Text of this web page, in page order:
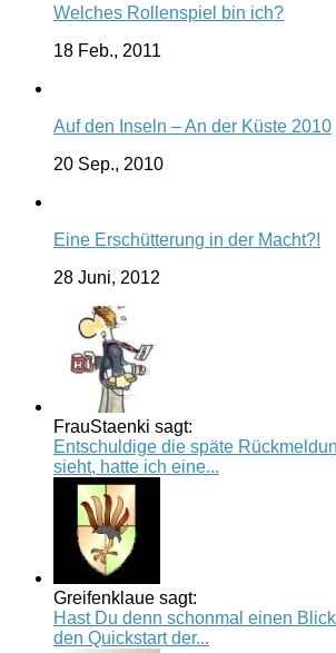
Welches Rollenspiel bin ich?
18 Feb., 2011
Auf den Inseln – An der Küste 2010
20 Sep., 2010
Eine Erschütterung in der Macht?!
28 Juni, 2012
FrauStaenki sagt:
Entschuldige die späte
sieht, hatte ich eine...
Greifenklaue sagt:
Hast Du denn schonmal einen
den Quickstart der...